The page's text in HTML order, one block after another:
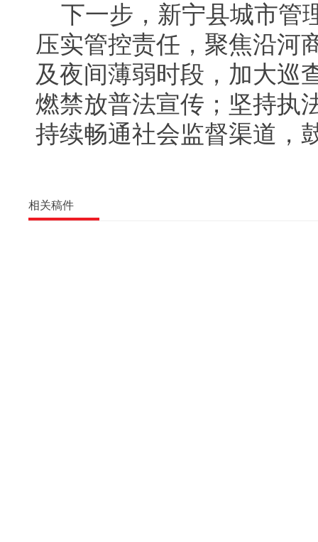
下一步，新宁县城市管
压实管控责任，聚焦沿河
及夜间薄弱时段，加大巡
燃禁放普法宣传；坚持执
持续畅通社会监督渠道，
相关稿件